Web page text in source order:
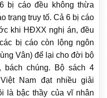
bị cáo đều không thừa
trạng truy tố. Cả 6 bị cáo
khi HĐXX nghị án, đều
bị cáo còn lộng ngôn
Vân) để lại cho đời bộ
bách chúng. Bộ sách 4
Nam đạt nhiều giải
là bậc thầy của vĩ nhân